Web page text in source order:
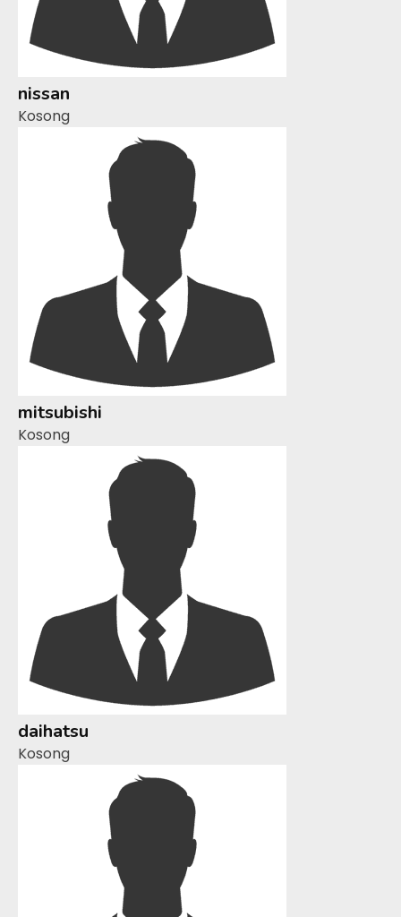
nissan
Kosong
mitsubishi
Kosong
daihatsu
Kosong